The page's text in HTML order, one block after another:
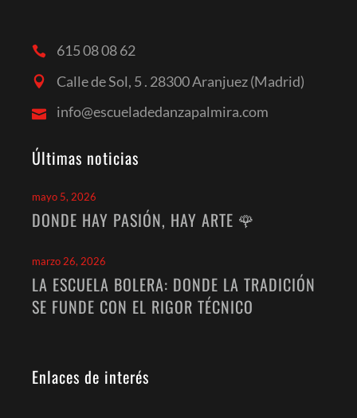
615 08 08 62
Calle de Sol, 5 . 28300 Aranjuez (Madrid)
info@escueladedanzapalmira.com
Últimas noticias
mayo 5, 2026
DONDE HAY PASIÓN, HAY ARTE 🌹
marzo 26, 2026
LA ESCUELA BOLERA: DONDE LA TRADICIÓN
SE FUNDE CON EL RIGOR TÉCNICO
Enlaces de interés